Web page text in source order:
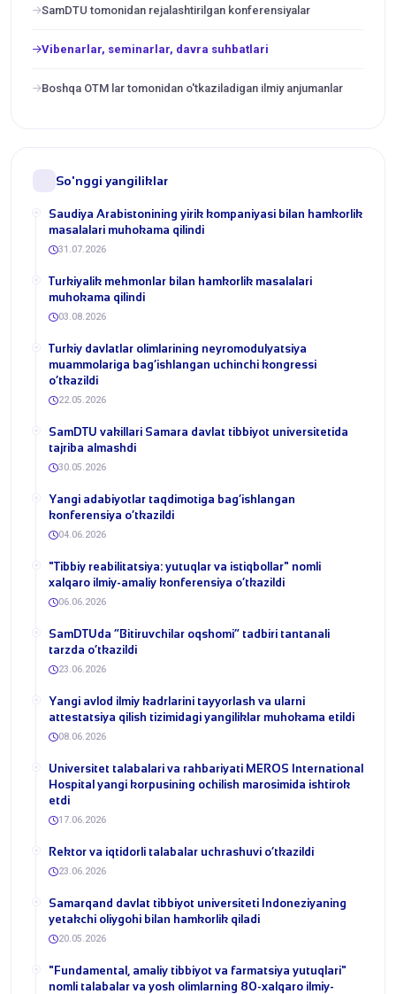
SamDTU tomonidan rejalashtirilgan konferensiyalar
Vibenarlar, seminarlar, davra suhbatlari
Boshqa OTM lar tomonidan o'tkaziladigan ilmiy anjumanlar
So'nggi yangiliklar
​Saudiya Arabistonining yirik kompaniyasi bilan hamkorlik
masalalari muhokama qilindi
31.07.2026
Turkiyalik mehmonlar bilan hamkorlik masalalari
muhokama qilindi
03.08.2026
​Turkiy davlatlar olimlarining neyromodulyatsiya
muammolariga bag‘ishlangan uchinchi kongressi
o‘tkazildi
22.05.2026
SamDTU vakillari Samara davlat tibbiyot universitetida
tajriba almashdi
30.05.2026
​Yangi adabiyotlar taqdimotiga bag‘ishlangan
konferensiya o‘tkazildi
04.06.2026
​"Tibbiy reabilitatsiya: yutuqlar va istiqbollar" nomli
xalqaro ilmiy-amaliy konferensiya o‘tkazildi
06.06.2026
​SamDTUda “Bitiruvchilar oqshomi” tadbiri tantanali
tarzda o‘tkazildi
23.06.2026
Yangi avlod ilmiy kadrlarini tayyorlash va ularni
attestatsiya qilish tizimidagi yangiliklar muhokama etildi
08.06.2026
Universitet talabalari va rahbariyati MEROS International
Hospital yangi korpusining ochilish marosimida ishtirok
etdi
17.06.2026
​Rektor va iqtidorli talabalar uchrashuvi o‘tkazildi
23.06.2026
Samarqand davlat tibbiyot universiteti Indoneziyaning
yetakchi oliygohi bilan hamkorlik qiladi
20.05.2026
​"Fundamental, amaliy tibbiyot va farmatsiya yutuqlari"
nomli talabalar va yosh olimlarning 80-xalqaro ilmiy-